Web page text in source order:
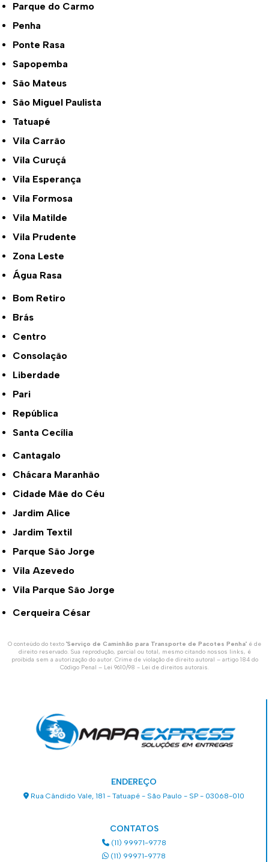
Parque do Carmo
Penha
Ponte Rasa
Sapopemba
São Mateus
São Miguel Paulista
Tatuapé
Vila Carrão
Vila Curuçá
Vila Esperança
Vila Formosa
Vila Matilde
Vila Prudente
Zona Leste
Água Rasa
Bom Retiro
Brás
Centro
Consolação
Liberdade
Pari
República
Santa Cecília
Cantagalo
Chácara Maranhão
Cidade Mãe do Céu
Jardim Alice
Jardim Textil
Parque São Jorge
Vila Azevedo
Vila Parque São Jorge
Cerqueira César
O conteúdo do texto "Serviço de Caminhão para Transporte de Pacotes Penha" é de
direito reservado. Sua reprodução, parcial ou total, mesmo citando nossos links, é
proibida sem a autorização do autor. Crime de violação de direito autoral – artigo 184 do
Código Penal – Lei 9610/98 - Lei de direitos autorais.
ENDEREÇO
Rua Cândido Vale, 181 - Tatuapé - São Paulo - SP - 03068-010
CONTATOS
(11) 99971-9778
(11) 99971-9778